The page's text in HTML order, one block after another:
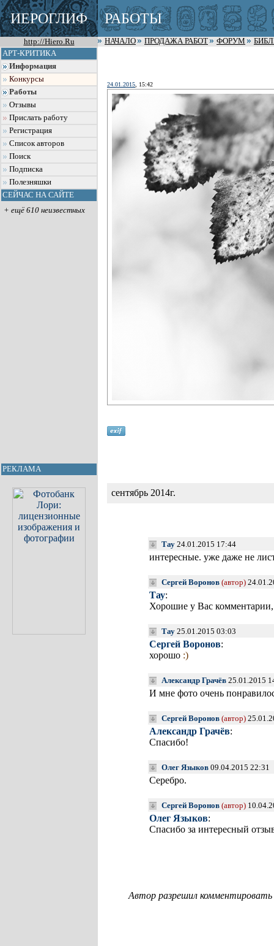
ИЕРОГЛИФ РАБОТЫ
http://Hiero.Ru НАЧАЛО ПРОДАЖА РАБОТ ФОРУМ
АРТ-КРИТИКА
Информация
Конкурсы
Работы
Отзывы
Прислать работу
Регистрация
Список авторов
Поиск
Подписка
Полезняшки
СЕЙЧАС НА САЙТЕ
+ ещё 610 неизвестных
РЕКЛАМА
24.01.2015 , 15:42
сентябрь 2014г.
Тау 24.01.2015 17:44
интересные. уже даже не
Сергей Воронов (автор)
Тау:
Хорошие у Вас
Тау 25.01.2015 03:03
Сергей Воронов:
хорошо :)
Александр Грачёв 25.01.2015
И мне фото очень
Сергей Воронов (автор)
Александр Грачёв:
Спасибо!
Олег Языков 09.04.2015 22:31
Серебро.
Сергей Воронов (автор)
Олег Языков:
Спасибо за интересный
Автор разрешил